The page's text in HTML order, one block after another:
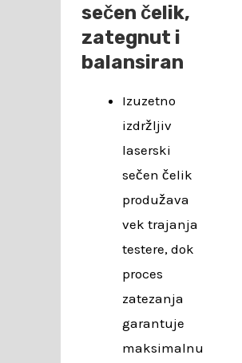
sečen čelik,
zategnut i
balansiran
Izuzetno
izdržljiv
laserski
sečen čelik
produžava
vek trajanja
testere, dok
proces
zatezanja
garantuje
maksimalnu